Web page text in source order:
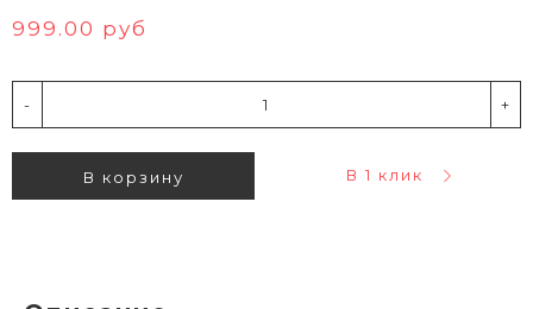
999.00 руб
- +
В корзину В 1 клик